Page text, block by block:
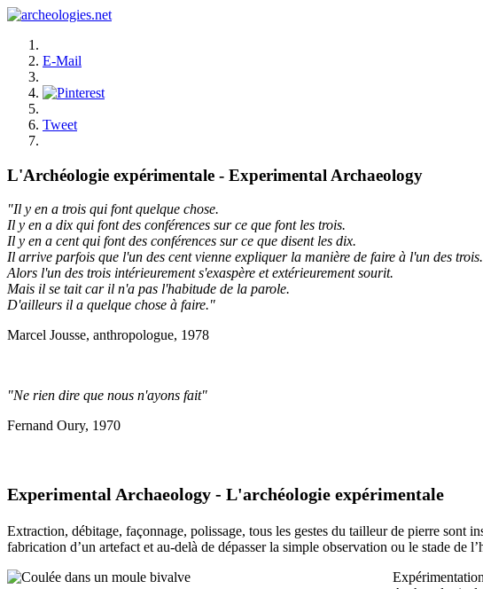
E-Mail
Tweet
L'Archéologie expérimentale - Experimental Archaeology
"Il y en a trois qui font quelque chose.
Il y en a dix qui font des conférences sur ce que font les trois.
Il y en a cent qui font des conférences sur ce que disent les dix.
Il arrive parfois que l'un des cent vienne expliquer la manière de faire à l'un des trois.
Alors l'un des trois intérieurement s'exaspère et extérieurement sourit.
Mais il se tait car il n'a pas l'habitude de la parole.
D'ailleurs il a quelque chose à faire."
Marcel Jousse, anthropologue, 1978
"Ne rien dire que nous n'ayons fait"
Fernand Oury, 1970
Experimental Archaeology - L'archéologie expérimentale
Extraction, débitage, façonnage, polissage, tous les gestes du tailleur de pierre sont
fabrication d’un artefact et au-delà de dépasser la simple observation ou le stade de